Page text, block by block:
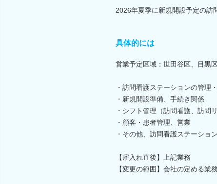
2026年夏季に新規開設予定の
具体的には
営業予定区域：世田谷区、目黒
・訪問看護ステーションの管理
・新規開設準備、手続き関係
・シフト管理（訪問看護、訪問リ
・顧客・患者管理、営業
・その他、訪問看護ステーショ
【雇入れ直後】上記業務
【変更の範囲】会社の定める業務